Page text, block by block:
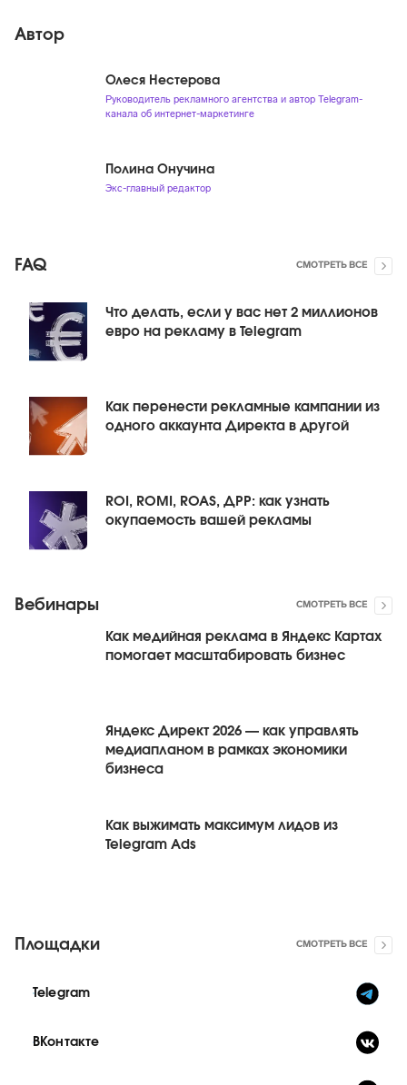
Автор
Олеся Нестерова
Руководитель рекламного агентства и автор Telegram-
канала об интернет-маркетинге
Полина Онучина
Экс-главный редактор
FAQ СМОТРЕТЬ ВСЕ
Что делать, если у вас нет 2 миллионов
евро на рекламу в Telegram
Как перенести рекламные кампании из
одного аккаунта Директа в другой
ROI, ROMI, ROAS, ДРР: как узнать
окупаемость вашей рекламы
Вебинары СМОТРЕТЬ ВСЕ
Как медийная реклама в Яндекс Картах
помогает масштабировать бизнес
Яндекс Директ 2026 — как управлять
медиапланом в рамках экономики
бизнеса
Как выжимать максимум лидов из
Telegram Ads
Площадки СМОТРЕТЬ ВСЕ
Telegram
ВКонтакте